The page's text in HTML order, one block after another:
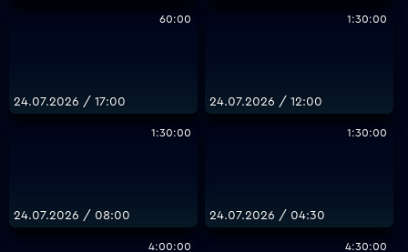
60:00
24.07.2026 / 17:00
1:30:00
24.07.2026 / 12:00
1:30:00
24.07.2026 / 08:00
1:30:00
24.07.2026 / 04:30
4:00:00 4:30:00